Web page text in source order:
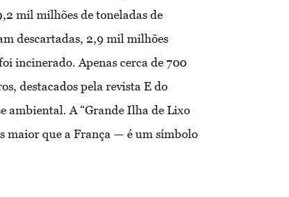
mil milhões de toneladas de
descartadas, 2,9 mil milhões
incinerado. Apenas cerca de 700
destacados pela revista E do
ambiental. A “Grande Ilha de Lixo
maior que a França — é um símbolo